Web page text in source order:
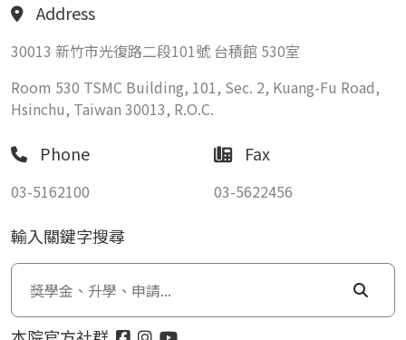
Address
30013 新竹市光復路二段101號 台積館 530室
Room 530 TSMC Building, 101, Sec. 2, Kuang-Fu Road,
Hsinchu, Taiwan 30013, R.O.C.
Phone
03-5162100
Fax
03-5622456
輸入關鍵字搜尋